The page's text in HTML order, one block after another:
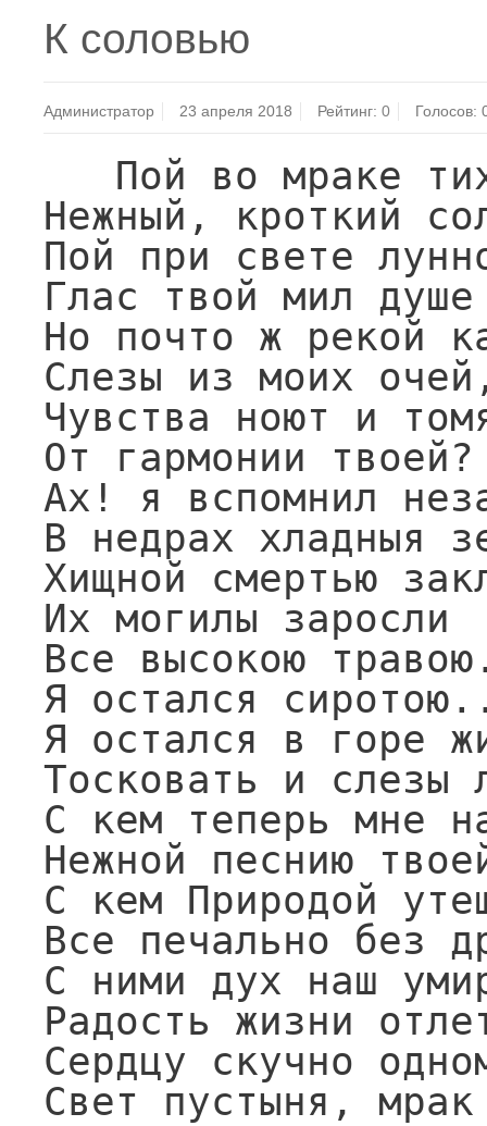
К соловью
Администратор 23 апреля 2018 Рейтинг:0 Голосов:
Нежный, кроткий
Пой при свете
Глас твой мил
Но почто ж рекой
Слезы из моих
Чувства ноют и
От гармонии твоей?
Ах! я вспомнил
В недрах хладныя
Хищной смертью
Их могилы заросли
Все высокою
Я остался
Я остался в горе
Тосковать и
С кем теперь мне
Нежной песнию
С кем Природой
Все печально без
С ними дух наш
Радость жизни
Сердцу скучно
Свет пустыня,